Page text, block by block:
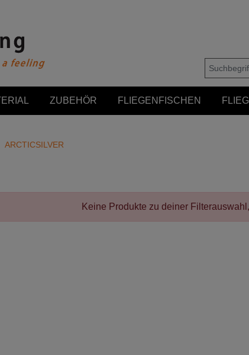
ZUBEHÖR FLIEGENFISCHEN
ARCTICSILVER
Keine Produkte zu deiner